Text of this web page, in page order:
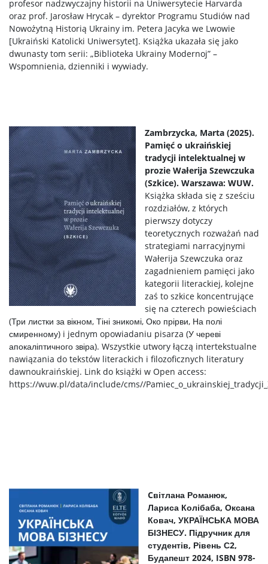
profesor nadzwyczajny historii na Uniwersytecie Harvarda
oraz prof. Jarosław Hrycak – dyrektor Programu Studiów nad
Nowożytną Historią Ukrainy im. Petera Jacyka we Lwowie
[Ukraiński Katolicki Uniwersytet]. Książka ukazała się jako
dwunasty tom serii: „Biblioteka Ukrainy Modernoj” –
Wspomnienia, dzienniki i wywiady.
Zambrzycka, Marta (2025).
Pamięć o ukraińskiej
tradycji intelektualnej w
prozie Wałerija Szewczuka
(Szkice). Warszawa: WUW.
Książka składa się z sześciu
rozdziałów, z których
pierwszy dotyczy
teoretycznych rozważań nad
strategiami narracyjnymi
Wałerija Szewczuka oraz
zagadnieniem pamięci jako
kategorii literackiej, kolejne
zaś to szkice koncentrujące
się na czterech powieściach
(Три листки за вікном, Тіні зникомі, Око прірви, На полі
смиренному) i jednym opowiadaniu pisarza (У череві
апокаліптичного звіра). Wszystkie utwory łączą intertekstualne
nawiązania do tekstów literackich i filozoficznych literatury
dawnoukraińskiej. Link do książki w Open access:
https://wuw.pl/data/include/cms//
Cвітлана Романюк,
Лариса Колібаба, Оксана
Ковач, УКРАЇНСЬКА МОВА
БІЗНЕСУ. Підручник для
студентів, Рівень С2,
Будапешт 2024, ISBN 978-